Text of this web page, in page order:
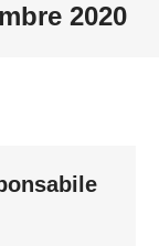
2020